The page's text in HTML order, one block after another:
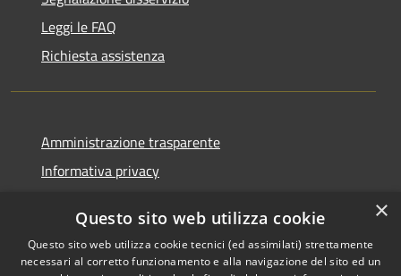
Leggi le FAQ
Richiesta assistenza
Amministrazione trasparente
Informativa privacy
Dichiarazione di accessibilità
×
Questo sito web utilizza cookie
Questo sito web utilizza cookie tecnici (ed assimilati) strettamente
necessari al corretto funzionamento e alla navigazione del sito ed un